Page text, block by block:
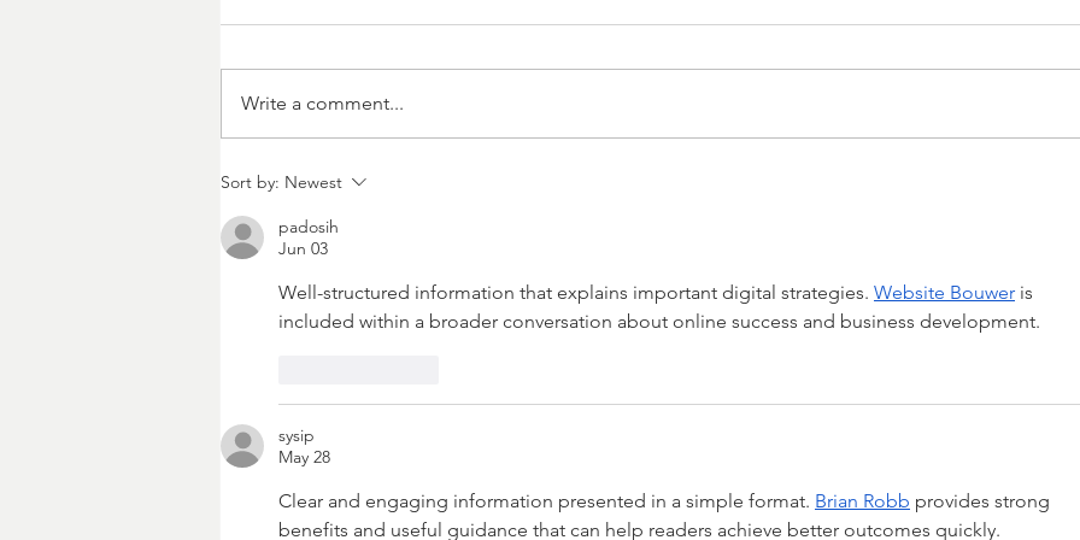
Eastern Plains
Ingredients: 1.5 oz Rye Whiskey .5
Write a comment...
Sort by: Newest
padosih
Jun 03
Well-structured information that explains important digital strategies. Website Bouwer is
included within a broader conversation about online success and business development.
sysip
May 28
Clear and engaging information presented in a simple format. Brian Robb provides strong
benefits and useful guidance that can help readers achieve better outcomes quickly.